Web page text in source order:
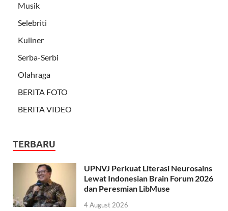
Musik
Selebriti
Kuliner
Serba-Serbi
Olahraga
BERITA FOTO
BERITA VIDEO
TERBARU
UPNVJ Perkuat Literasi Neurosains
Lewat Indonesian Brain Forum 2026
dan Peresmian LibMuse
4 August 2026